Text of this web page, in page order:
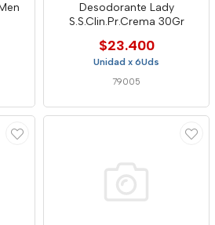
Desodorante Lady
S.S.Clin.Pr.Crema 30Gr
$23.400
Unidad x 6Uds
79005